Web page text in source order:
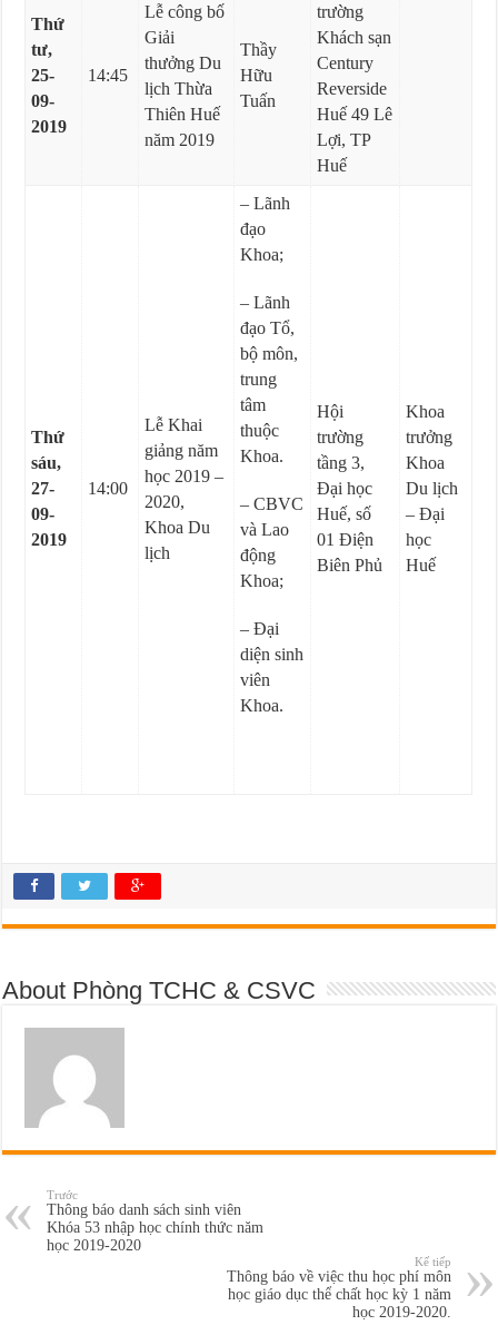
Thứ
tư,
25-
09-
2019
14:45
Lễ công bố
Giải
thưởng Du
lịch Thừa
Thiên Huế
năm 2019
Thầy
Hữu
Tuấn
trường
Khách sạn
Century
Reverside
Huế 49 Lê
Lợi, TP
Huế
Thứ
sáu,
27-
09-
2019
14:00
Lễ Khai
giảng năm
học 2019 –
2020,
Khoa Du
lịch
– Lãnh
đạo
Khoa;
– Lãnh
đạo Tổ,
bộ môn,
trung
tâm
thuộc
Khoa.
– CBVC
và Lao
động
Khoa;
– Đại
diện sinh
viên
Khoa.
Hội
trường
tầng 3,
Đại học
Huế, số
01 Điện
Biên Phủ
Khoa
trưởng
Khoa
Du lịch
– Đại
học
Huế
About Phòng TCHC & CSVC
Trước
Thông báo danh sách sinh viên
Khóa 53 nhập học chính thức năm
học 2019-2020
Kế tiếp
Thông báo về việc thu học phí môn
học giáo dục thể chất học kỳ 1 năm
học 2019-2020.